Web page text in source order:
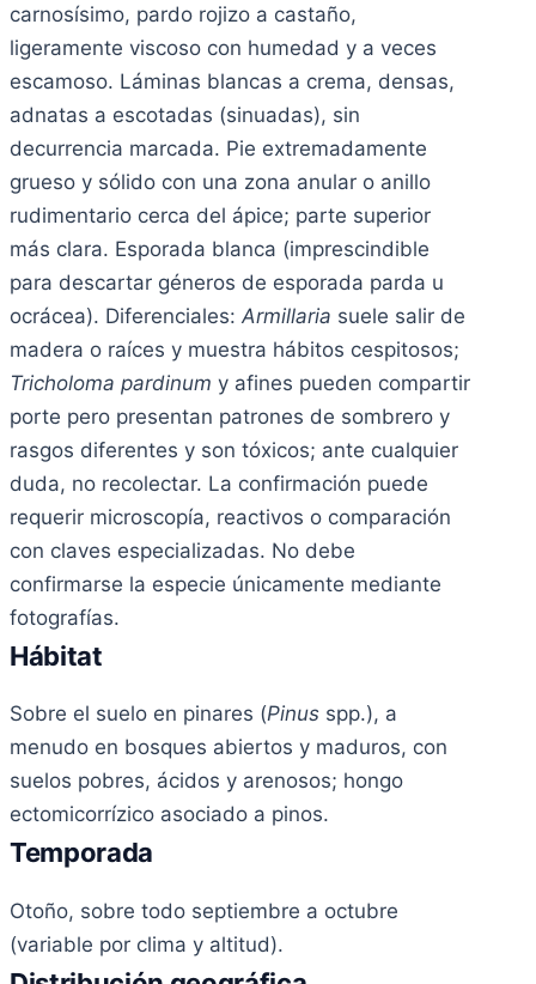
carnosísimo, pardo rojizo a castaño,
ligeramente viscoso con humedad y a veces
escamoso. Láminas blancas a crema, densas,
adnatas a escotadas (sinuadas), sin
decurrencia marcada. Pie extremadamente
grueso y sólido con una zona anular o anillo
rudimentario cerca del ápice; parte superior
más clara. Esporada blanca (imprescindible
para descartar géneros de esporada parda u
ocrácea). Diferenciales: Armillaria suele salir de
madera o raíces y muestra hábitos cespitosos;
Tricholoma pardinum y afines pueden compartir
porte pero presentan patrones de sombrero y
rasgos diferentes y son tóxicos; ante cualquier
duda, no recolectar. La confirmación puede
requerir microscopía, reactivos o comparación
con claves especializadas. No debe
confirmarse la especie únicamente mediante
fotografías.
Hábitat
Sobre el suelo en pinares (Pinus spp.), a
menudo en bosques abiertos y maduros, con
suelos pobres, ácidos y arenosos; hongo
ectomicorrízico asociado a pinos.
Temporada
Otoño, sobre todo septiembre a octubre
(variable por clima y altitud).